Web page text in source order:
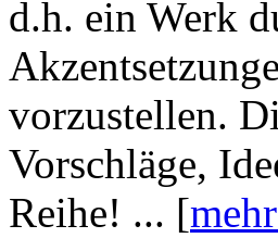
d.h. ein Werk
vorzustellen.
Vorschläge,
Reihe! ... [